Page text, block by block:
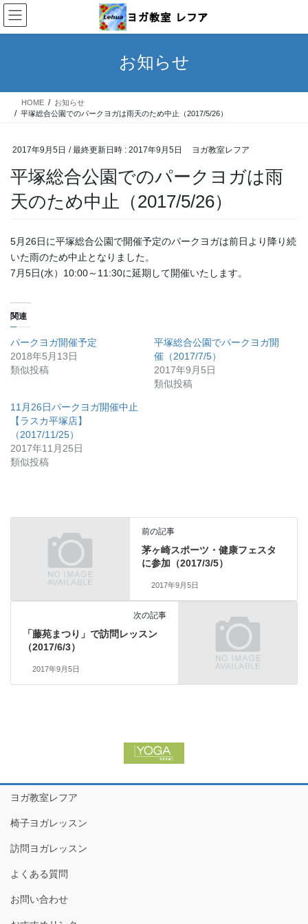
コ
ン
テ
ス
ナ
ビ
ゲ
ン
お知らせ
HOME
お知らせ
平塚総合公園でのパークヨガは雨天のため中止（2017/5/26）
2017年9月5日 / 最終更新日時 : 2017年9月5日 ヨガ教室レフア
平塚総合公園でのパークヨガは雨
天のため中止（2017/5/26）
5月26日に平塚総合公園で開催予定のパークヨガは前日より降り続
いた雨のため中止となりました。
7月5日(水）10:00～11:30に延期して開催いたします。
関連
パークヨガ開催予定
2018年5月13日
類似投稿
平塚総合公園でパークヨガ開
催（2017/7/5）
2017年9月5日
類似投稿
11月26日パークヨガ開催中止
【ラスカ平塚店】
（2017/11/25）
2017年11月25日
類似投稿
前の記事
茅ヶ崎スポーツ・健康フェスタ
に参加（2017/3/5）
2017年9月5日
次の記事
「藤苑まつり」で訪問レッスン
（2017/6/3）
2017年9月5日
ヨガ教室レフア
椅子ヨガレッスン
訪問ヨガレッスン
よくある質問
お問い合わせ